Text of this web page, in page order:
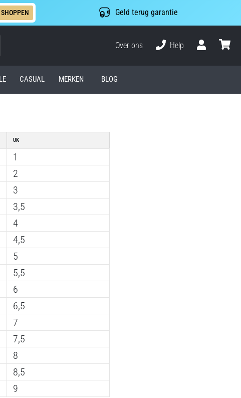
Geld terug garantie
Over ons
Help
CASUAL MERKEN BLOG
UK
1
2
3
3,5
4
4,5
5
5,5
6
6,5
7
7,5
8
8,5
9